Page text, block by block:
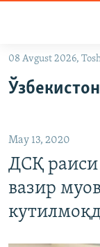
Асосий
Қидиришга
ўтинг
OZODLIK
На русском
ИЖТИМОИЙ
08 Avgust 2026,
May 13, 2020
ДСҚ
вазир